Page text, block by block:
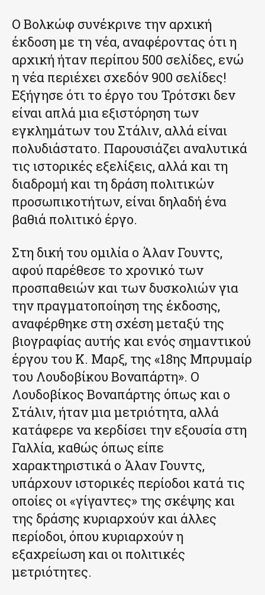
Ο Βολκώφ συνέκρινε την αρχική
έκδοση με τη νέα, αναφέροντας ότι η
αρχική ήταν περίπου 500 σελίδες, ενώ
η νέα περιέχει σχεδόν 900 σελίδες!
Εξήγησε ότι το έργο του Τρότσκι δεν
είναι απλά μια εξιστόρηση των
εγκλημάτων του Στάλιν, αλλά είναι
πολυδιάστατο. Παρουσιάζει αναλυτικά
τις ιστορικές εξελίξεις, αλλά και τη
διαδρομή και τη δράση πολιτικών
προσωπικοτήτων, είναι δηλαδή ένα
βαθιά πολιτικό έργο.
Στη δική του ομιλία ο Άλαν Γουντς,
αφού παρέθεσε το χρονικό των
προσπαθειών και των δυσκολιών για
την πραγματοποίηση της έκδοσης,
αναφέρθηκε στη σχέση μεταξύ της
βιογραφίας αυτής και ενός σημαντικού
έργου του Κ. Μαρξ, της «18ης Μπρυμαίρ
του Λουδοβίκου Βοναπάρτη». Ο
Λουδοβίκος Βοναπάρτης όπως και ο
Στάλιν, ήταν μια μετριότητα, αλλά
κατάφερε να κερδίσει την εξουσία στη
Γαλλία, καθώς όπως είπε
χαρακτηριστικά ο Άλαν Γουντς,
υπάρχουν ιστορικές περίοδοι κατά τις
οποίες οι «γίγαντες» της σκέψης και
της δράσης κυριαρχούν και άλλες
περίοδοι, όπου κυριαρχούν η
εξαχρείωση και οι πολιτικές
μετριότητες.